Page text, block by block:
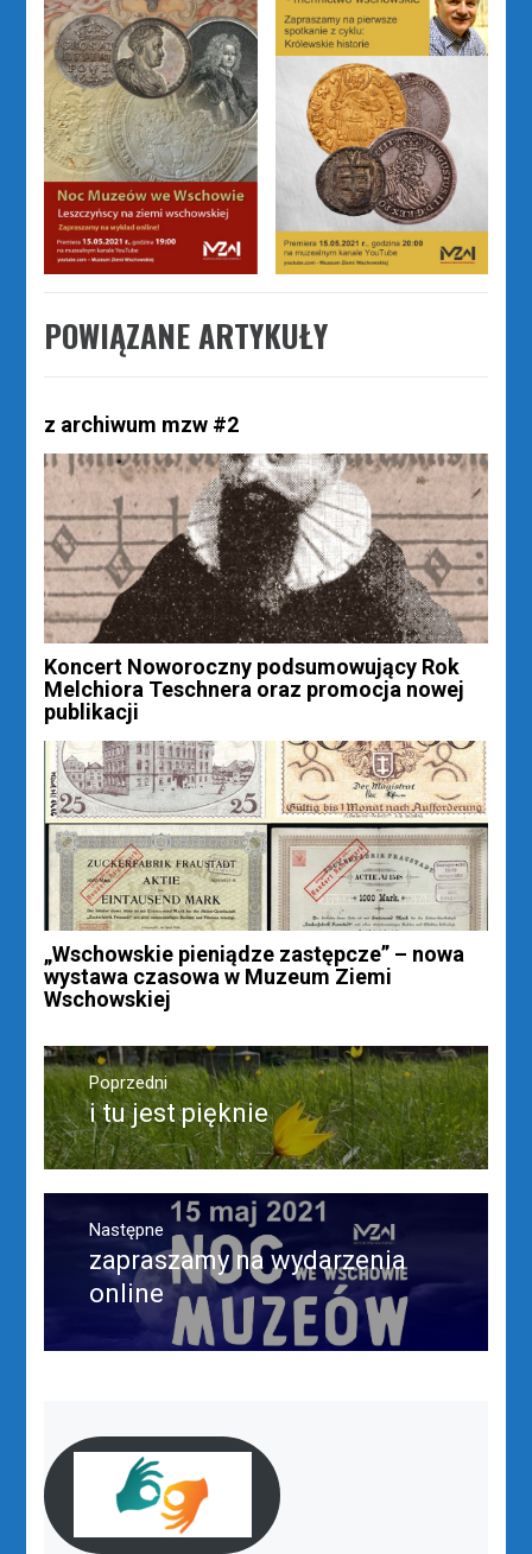
POWIĄZANE ARTYKUŁY
z archiwum mzw #2
Koncert Noworoczny podsumowujący Rok
Melchiora Teschnera oraz promocja nowej
publikacji
„Wschowskie pieniądze zastępcze” – nowa
wystawa czasowa w Muzeum Ziemi
Wschowskiej
Nawigacja
wpisuPoprzedni
Poprzedni
wpis:
i tu jest pięknie
Następne
Następny
post:
zapraszamy na wydarzenia
online